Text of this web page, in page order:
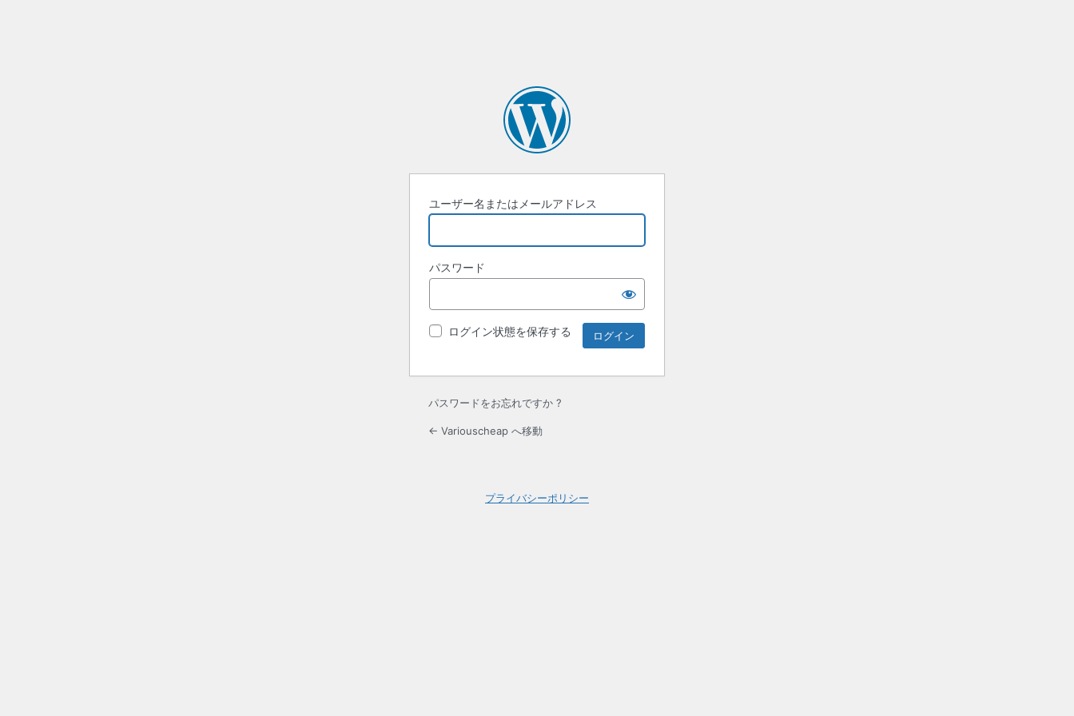
ユーザー名またはメールアドレス
パスワード
ログイン状態を保存する
パスワードをお忘れですか ?
← Variouscheap へ移動
プライバシーポリシー